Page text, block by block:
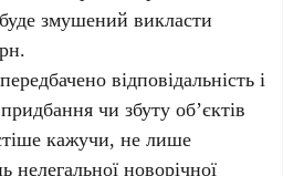
змушений викласти
відповідальність і
чи збуту об’єктів
кажучи, не лише
нелегальної новорічної